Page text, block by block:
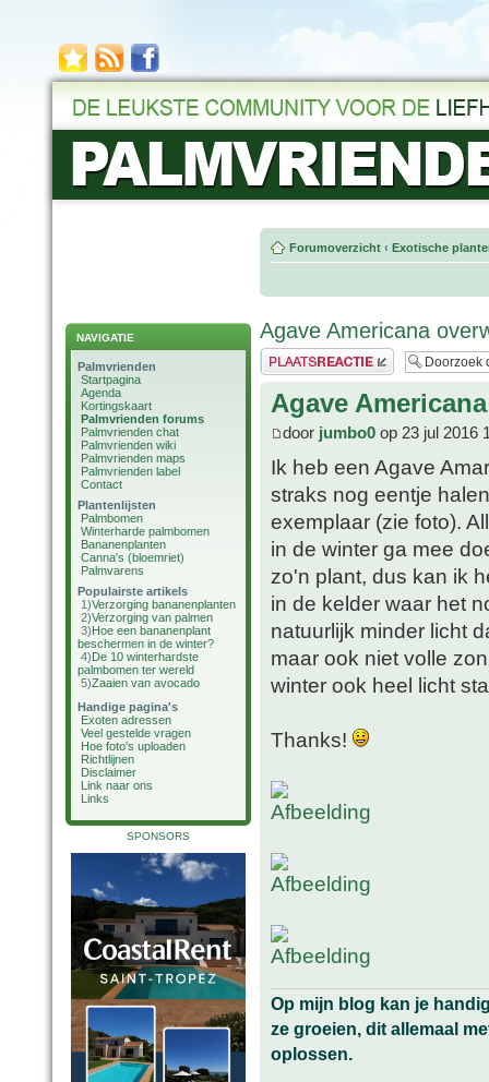
NAVIGATIE
Palmvrienden
Startpagina
Agenda
Kortingskaart
Palmvrienden forums
Palmvrienden chat
Palmvrienden wiki
Palmvrienden maps
Palmvrienden label
Contact
Plantenlijsten
Palmbomen
Winterharde palmbomen
Bananenplanten
Canna's (bloemriet)
Palmvarens
Populairste artikels
1)Verzorging bananenplanten
2)Verzorging van palmen
3)Hoe een bananenplant
beschermen in de winter?
4)De 10 winterhardste
palmbomen ter wereld
5)Zaaien van avocado
Handige pagina's
Exoten adressen
Veel gestelde vragen
Hoe foto's uploaden
Richtlijnen
Disclaimer
Link naar ons
Links
SPONSORS
Forumoverzicht ‹ Exotische
Agave Americana
Plaats een reactie
Agave
door jumbo0 op 23 jul 2016
Ik heb een Agave
straks nog eentje
exemplaar (zie foto).
in de winter ga mee
zo'n plant, dus kan ik
in de kelder waar het
natuurlijk minder licht
maar ook niet volle
winter ook heel licht
Thanks!
Op mijn blog kan je
ze groeien, dit allemaal
oplossen.